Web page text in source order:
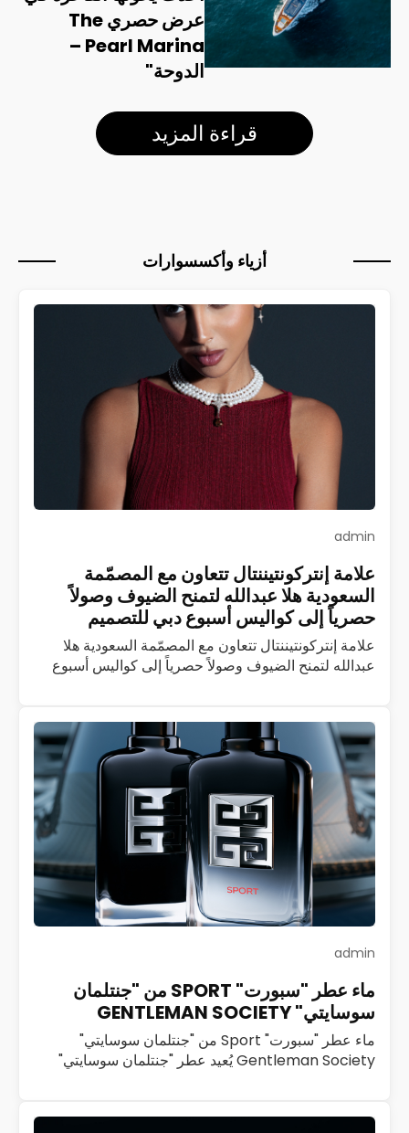
عرض حصري The
Pearl Marina –
الدوحة"
قراءة المزيد
أزياء وأكسسوارات
admin
علامة إنتركونتيننتال تتعاون مع المصمّمة
السعودية هلا عبدالله لتمنح الضيوف وصولاً
حصرياً إلى كواليس أسبوع دبي للتصميم
علامة إنتركونتيننتال تتعاون مع المصمّمة السعودية هلا
عبدالله لتمنح الضيوف وصولاً حصرياً إلى كواليس أسبوع
admin
ماء عطر "سبورت" SPORT من "جنتلمان
سوسايتي" GENTLEMAN SOCIETY
ماء عطر "سبورت" Sport من "جنتلمان سوسايتي"
Gentleman Society يُعيد عطر "جنتلمان سوسايتي"
2023 على تنمية هذا…
اقرأ المزيد